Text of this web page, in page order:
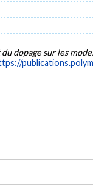
dopage sur les